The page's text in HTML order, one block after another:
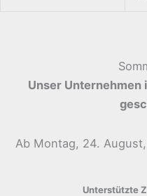
Unser Unternehmen
Ab Montag, 24.
Unterstützte